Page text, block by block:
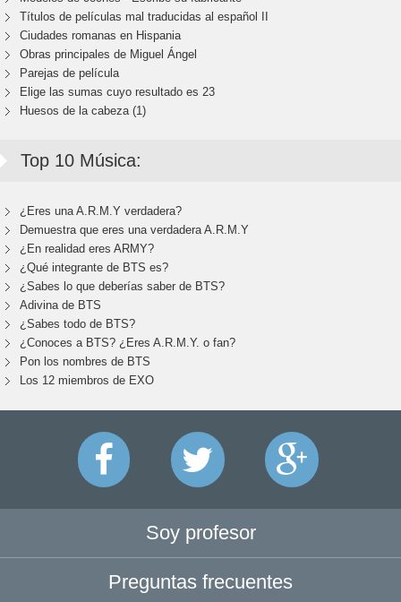
Títulos de películas mal traducidas al español II
Ciudades romanas en Hispania
Obras principales de Miguel Ángel
Parejas de película
Elige las sumas cuyo resultado es 23
Huesos de la cabeza (1)
Top 10 Música:
¿Eres una A.R.M.Y verdadera?
Demuestra que eres una verdadera A.R.M.Y
¿En realidad eres ARMY?
¿Qué integrante de BTS es?
¿Sabes lo que deberías saber de BTS?
Adivina de BTS
¿Sabes todo de BTS?
¿Conoces a BTS? ¿Eres A.R.M.Y. o fan?
Pon los nombres de BTS
Los 12 miembros de EXO
Soy profesor
Preguntas frecuentes